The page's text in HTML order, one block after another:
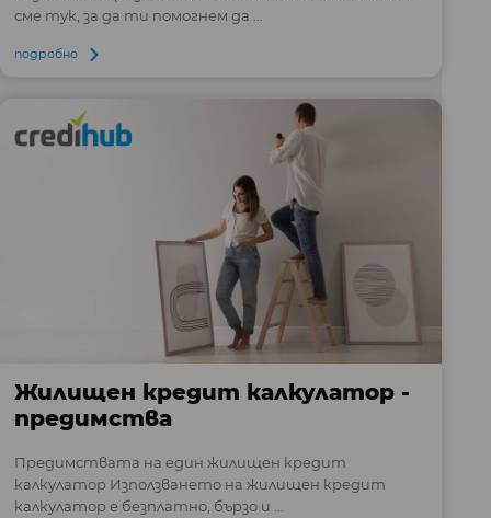
сме тук, за да ти помогнем да ...
подробно
Жилищен кредит калкулатор -
предимства
Предимствата на един жилищен кредит
калкулатор Използването на жилищен кредит
калкулатор е безплатно, бързо и ...